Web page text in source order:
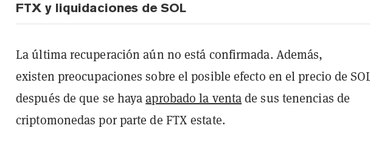
FTX y liquidaciones de SOL
La última recuperación aún no está confirmada. Además,
existen preocupaciones sobre el posible efecto en el precio de
después de que se hayaaprobado la ventade sus tenencias de
criptomonedas por parte de FTX estate.